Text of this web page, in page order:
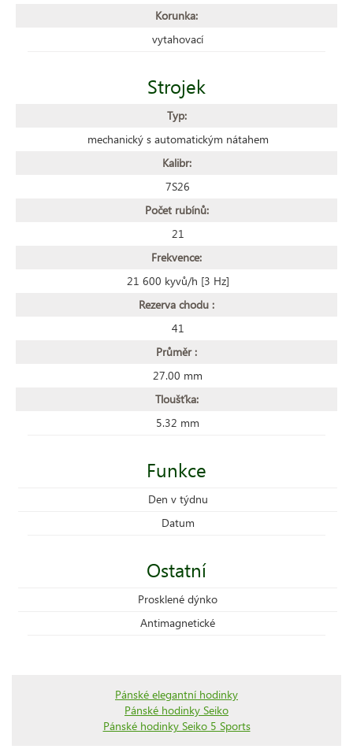
Korunka:
vytahovací
Strojek
Typ:
mechanický s automatickým nátahem
Kalibr:
7S26
Počet rubínů:
21
Frekvence:
21 600 kyvů/h [3 Hz]
Rezerva chodu :
41
Průměr :
27.00 mm
Tloušťka:
5.32 mm
Funkce
Den v týdnu
Datum
Ostatní
Prosklené dýnko
Antimagnetické
Pánské elegantní hodinky
Pánské hodinky Seiko
Pánské hodinky Seiko 5 Sports